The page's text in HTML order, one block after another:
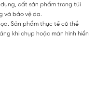
dụng, cất sản phẩm trong túi
và bảo vệ da.
Sản phẩm thực tế có thể
khi chụp hoặc màn hình hiển